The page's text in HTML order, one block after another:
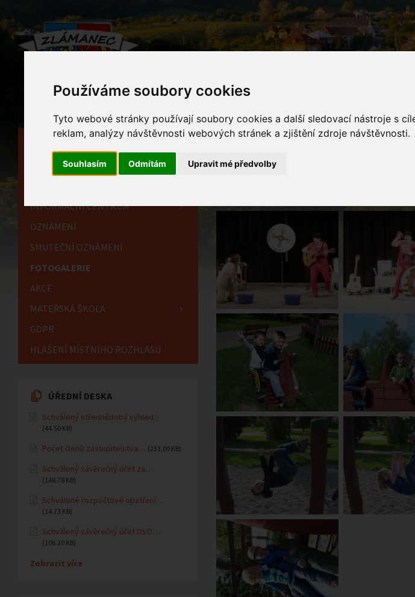
Používáme soubory cookies
Tyto webové stránky používají soubory cookies a další sledovací nástroje s
reklam, analýzy návštěvnosti webových stránek a zjištění zdroje návštěvnosti.
Souhlasím Odmítám Upravit mé předvolby
OBECNÍ ÚŘAD
INFORMAČNÍ CENTRUM
OZNÁMENÍ
SMUTEČNÍ OZNÁMENÍ
FOTOGALERIE
AKCE
MATEŘSKÁ ŠKOLA
GDPR
HLÁŠENÍ MÍSTNÍHO ROZHLASU
ÚŘEDNÍ DESKA
Schválený střednědobý výhled…
(44.50 KB)
Počet členů zastupitelstva… (231.00 KB)
Schválený závěrečný účet za…
(148.78 KB)
Schválené rozpočtové opatření…
(14.73 KB)
Schválený závěrečný účet DSO…
(106.20 KB)
Zobrazit více